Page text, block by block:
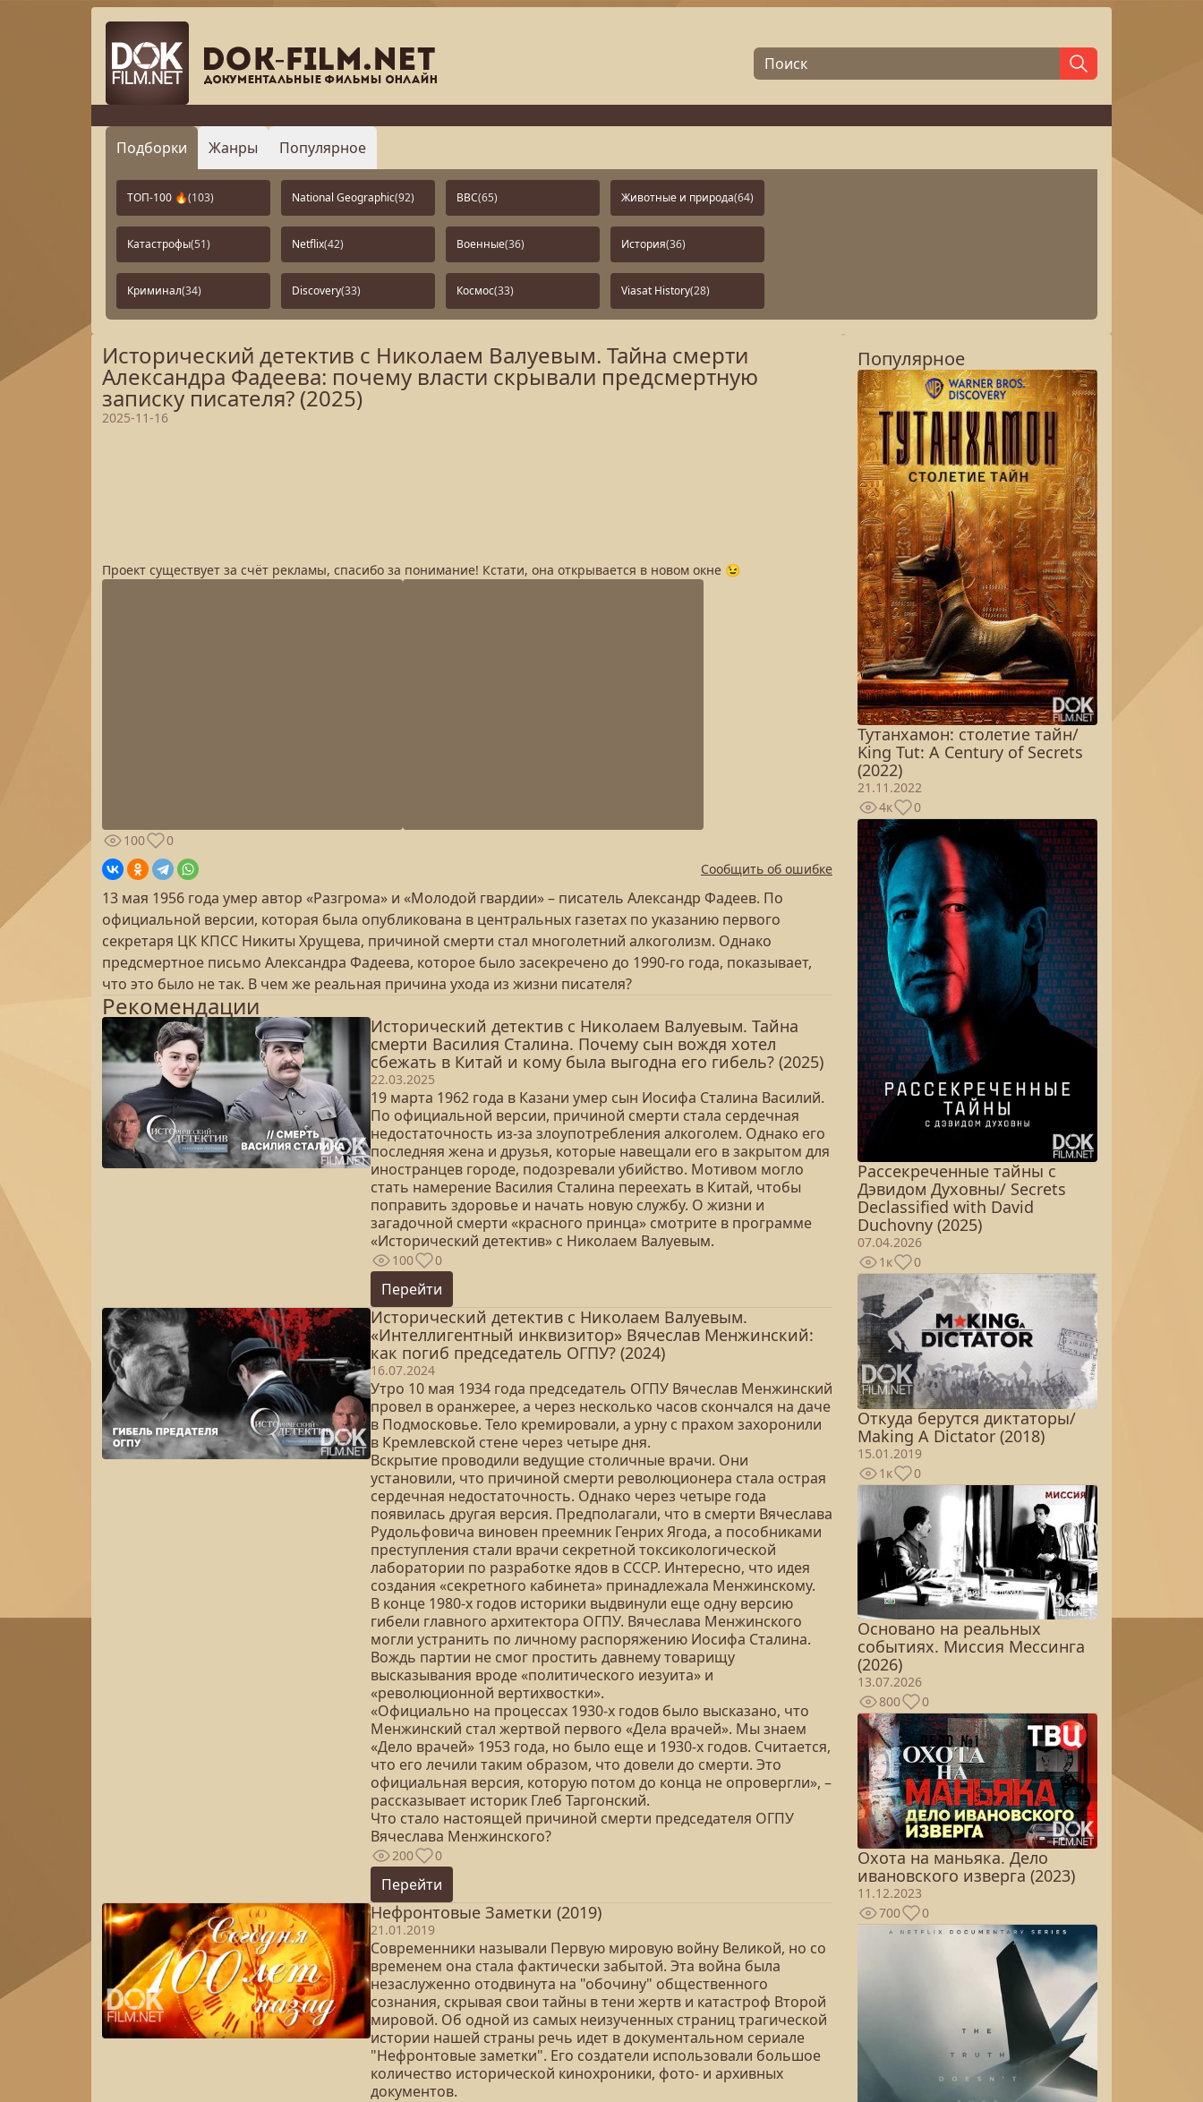
Подборки Жанры Популярное
ТОП-100 🔥(103) National Geographic(92) BBC(65) Животные и природа(64)
Катастрофы(51) Netflix(42) Военные(36) История(36)
Криминал(34) Discovery(33) Космос(33) Viasat History(28)
Исторический детектив с Николаем Валуевым. Тайна смерти
Александра Фадеева: почему власти скрывали предсмертную
записку писателя? (2025)
2025-11-16
Проект существует за счёт рекламы, спасибо за понимание! Кстати, она открывается в новом окне 😉
100
0
Сообщить об ошибке
13 мая 1956 года умер автор «Разгрома» и «Молодой гвардии» – писатель Александр Фадеев. По
официальной версии, которая была опубликована в центральных газетах по указанию первого
секретаря ЦК КПСС Никиты Хрущева, причиной смерти стал многолетний алкоголизм. Однако
предсмертное письмо Александра Фадеева, которое было засекречено до 1990-го года, показывает,
что это было не так. В чем же реальная причина ухода из жизни писателя?
Рекомендации
Исторический детектив с Николаем Валуевым. Тайна
смерти Василия Сталина. Почему сын вождя хотел
сбежать в Китай и кому была выгодна его гибель? (2025)
22.03.2025
19 марта 1962 года в Казани умер сын Иосифа Сталина Василий.
По официальной версии, причиной смерти стала сердечная
недостаточность из-за злоупотребления алкоголем. Однако его
последняя жена и друзья, которые навещали его в закрытом для
иностранцев городе, подозревали убийство. Мотивом могло
стать намерение Василия Сталина переехать в Китай, чтобы
поправить здоровье и начать новую службу. О жизни и
загадочной смерти «красного принца» смотрите в программе
«Исторический детектив» с Николаем Валуевым.
100 0
Перейти
Исторический детектив с Николаем Валуевым.
«Интеллигентный инквизитор» Вячеслав Менжинский:
как погиб председатель ОГПУ? (2024)
16.07.2024
Утро 10 мая 1934 года председатель ОГПУ Вячеслав Менжинский
провел в оранжерее, а через несколько часов скончался на даче
в Подмосковье. Тело кремировали, а урну с прахом захоронили
в Кремлевской стене через четыре дня.
Вскрытие проводили ведущие столичные врачи. Они
установили, что причиной смерти революционера стала острая
сердечная недостаточность. Однако через четыре года
появилась другая версия. Предполагали, что в смерти Вячеслава
Рудольфовича виновен преемник Генрих Ягода, а пособниками
преступления стали врачи секретной токсикологической
лаборатории по разработке ядов в СССР. Интересно, что идея
создания «секретного кабинета» принадлежала Менжинскому.
В конце 1980-х годов историки выдвинули еще одну версию
гибели главного архитектора ОГПУ. Вячеслава Менжинского
могли устранить по личному распоряжению Иосифа Сталина.
Вождь партии не смог простить давнему товарищу
высказывания вроде «политического иезуита» и
«революционной вертихвостки».
«Официально на процессах 1930-х годов было высказано, что
Менжинский стал жертвой первого «Дела врачей». Мы знаем
«Дело врачей» 1953 года, но было еще и 1930-х годов. Считается,
что его лечили таким образом, что довели до смерти. Это
официальная версия, которую потом до конца не опровергли», –
рассказывает историк Глеб Таргонский.
Что стало настоящей причиной смерти председателя ОГПУ
Вячеслава Менжинского?
200 0
Перейти
Нефронтовые Заметки (2019)
21.01.2019
Современники называли Первую мировую войну Великой, но со
временем она стала фактически забытой. Эта война была
незаслуженно отодвинута на "обочину" общественного
сознания, скрывая свои тайны в тени жертв и катастроф Второй
мировой. Об одной из самых неизученных страниц трагической
истории нашей страны речь идет в документальном сериале
"Нефронтовые заметки". Его создатели использовали большое
количество исторической кинохроники, фото- и архивных
документов.
Популярное
Тутанхамон: столетие тайн/
King Tut: A Century of Secrets
(2022)
21.11.2022
4к
0
Рассекреченные тайны с
Дэвидом Духовны/ Secrets
Declassified with David
Duchovny (2025)
07.04.2026
1к
0
Откуда берутся диктаторы/
Making A Dictator (2018)
15.01.2019
1к
0
Основано на реальных
событиях. Миссия Мессинга
(2026)
13.07.2026
800
0
Охота на маньяка. Дело
ивановского изверга (2023)
11.12.2023
700
0